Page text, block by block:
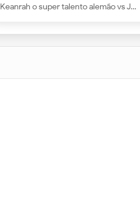
Keanrah o super talento alemão vs J…